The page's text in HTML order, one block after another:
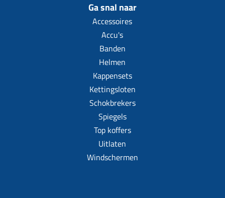
Ga snal naar
Accessoires
Accu's
Banden
Helmen
Kappensets
Kettingsloten
Schokbrekers
Spiegels
Top koffers
Uitlaten
Windschermen